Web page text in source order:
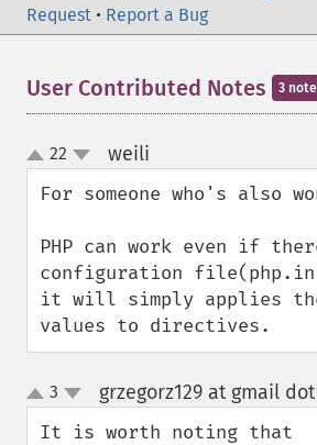
Request • Report a Bug
User Contributed Notes 3
up
down
22 weili
For someone who's also
PHP can work even if
configuration
it will simply applies
values to directives.
up
down
3 grzegorz129 at gmail
It is worth noting that